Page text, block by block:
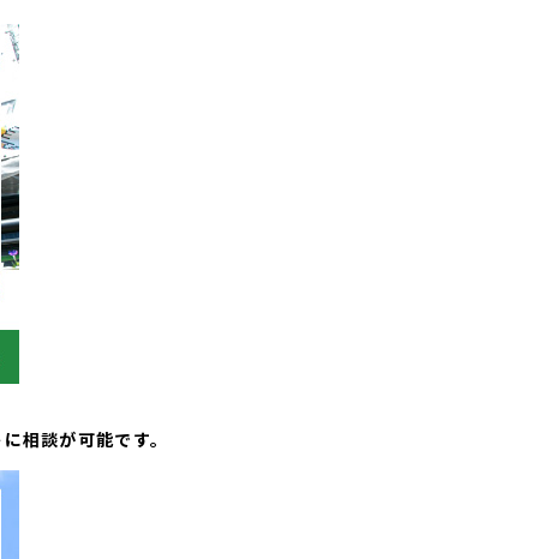
相談が可能です。